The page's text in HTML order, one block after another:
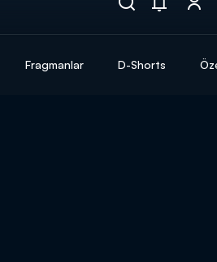
Fragmanlar D-Shorts